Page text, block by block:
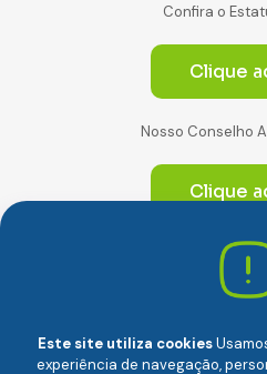
Confira o
Clique
Nosso Conselho
Clique
Av. Paulista, 2064.
CEP 01310-928
Este site utiliza cookies
experiência de navegação,